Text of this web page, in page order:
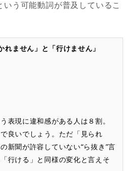
う可能動詞が普及しているこ
れません」と「行けません」
表現に違和感がある人は８割。
良いでしょう。ただ「見られ
新聞が許容していない“ら抜き”言
行ける」と同様の変化と言えそ